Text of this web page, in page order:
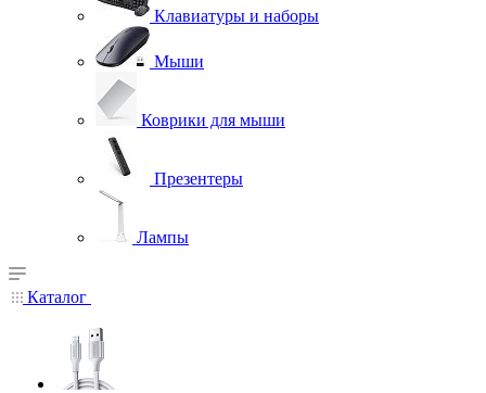
Клавиатуры и наборы
Мыши
Коврики для мыши
Презентеры
Лампы
Каталог